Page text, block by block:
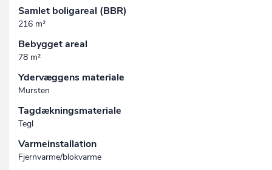
Samlet boligareal (BBR)
216 m²
Bebygget areal
78 m²
Ydervæggens materiale
Mursten
Tagdækningsmateriale
Tegl
Varmeinstallation
Fjernvarme/blokvarme